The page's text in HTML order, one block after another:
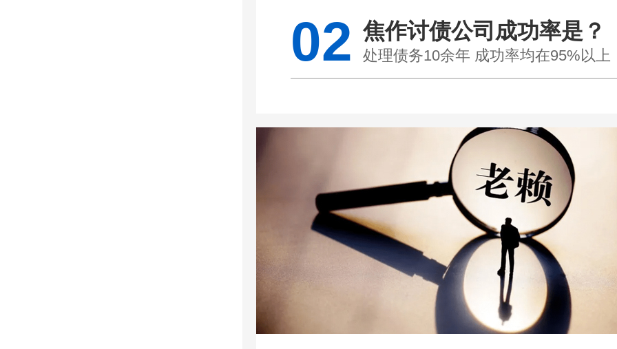
02 焦作讨债公司成功率是？
处理债务10余年 成功率均在95%以上